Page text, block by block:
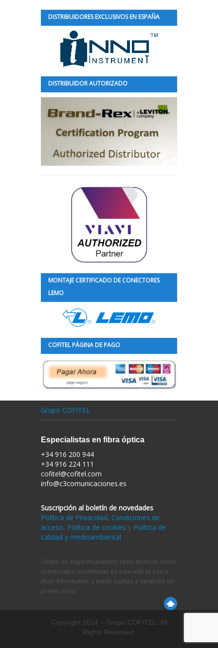
DISTRIBUIDORES EXCLUSIVOS EN ESPAÑA
DISTRIBUIDOR AUTORIZADO
MONTAJE CERTIFICADO DE CONECTORES
LEMO
COFITEL PÁGINA DE PAGO
Grupo COFITEL
Especialistas en fibra óptica
+34 916 200 944
+34 916 224 111
cofitel@cofitel.com
info@c3comunicaciones.es
Suscripción al boletín de novedades
Política de Privacidad, Condiciones de
acceso, Política de cookies y Política de
calidad y medioambiental
Todas las especificaciones, tanto técnicas como
comerciales, contenidas en esta web lo son a
título informativo, y están sujetas a variación sin
previo aviso.
Copyright 2014 – Grupo COFITEL. All
Rights Reserved.